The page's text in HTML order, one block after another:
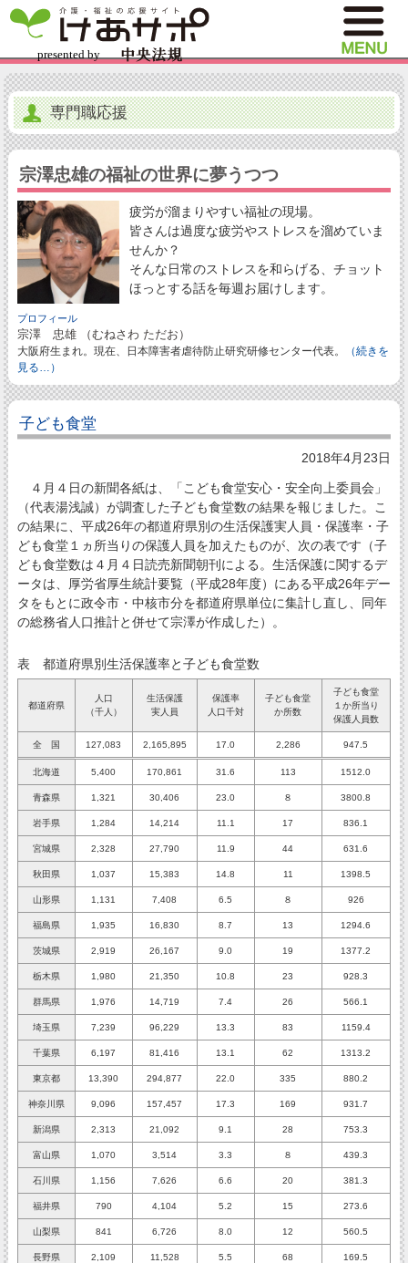
専門職応援
宗澤忠雄の福祉の世界に夢うつつ
疲労が溜まりやすい福祉の現場。
皆さんは過度な疲労やストレスを溜めていま
せんか？
そんな日常のストレスを和らげる、チョット
ほっとする話を毎週お届けします。
プロフィール
宗澤 忠雄 （むねさわ ただお）
大阪府生まれ。現在、日本障害者虐待防止研究研修センター代表。
（続きを
見る…）
子ども食堂
2018年4月23日
４月４日の新聞各紙は、「こども食堂安心・安全向上委員会」
（代表湯浅誠）が調査した子ども食堂数の結果を報じました。こ
の結果に、平成26年の都道府県別の生活保護実人員・保護率・子
ども食堂１ヵ所当りの保護人員を加えたものが、次の表です（子
ども食堂数は４月４日読売新聞朝刊による。生活保護に関するデ
ータは、厚労省厚生統計要覧（平成28年度）にある平成26年デー
タをもとに政令市・中核市分を都道府県単位に集計し直し、同年
の総務省人口推計と併せて宗澤が作成した）。
表 都道府県別生活保護率と子ども食堂数
都道府県
人口
（千人）
生活保護
実人員
保護率
人口千対
子ども食堂
か所数
子ども食堂
１か所当り
保護人員数
全 国 127,083 2,165,895 17.0 2,286 947.5
北海道 5,400 170,861 31.6 113 1512.0
青森県 1,321 30,406 23.0 ８ 3800.8
岩手県 1,284 14,214 11.1 17 836.1
宮城県 2,328 27,790 11.9 44 631.6
秋田県 1,037 15,383 14.8 11 1398.5
山形県 1,131 7,408 6.5 ８ 926
福島県 1,935 16,830 8.7 13 1294.6
茨城県 2,919 26,167 9.0 19 1377.2
栃木県 1,980 21,350 10.8 23 928.3
群馬県 1,976 14,719 7.4 26 566.1
埼玉県 7,239 96,229 13.3 83 1159.4
千葉県 6,197 81,416 13.1 62 1313.2
東京都 13,390 294,877 22.0 335 880.2
神奈川県 9,096 157,457 17.3 169 931.7
新潟県 2,313 21,092 9.1 28 753.3
富山県 1,070 3,514 3.3 ８ 439.3
石川県 1,156 7,626 6.6 20 381.3
福井県 790 4,104 5.2 15 273.6
山梨県 841 6,726 8.0 12 560.5
長野県 2,109 11,528 5.5 68 169.5